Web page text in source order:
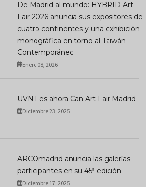
De Madrid al mundo: HYBRID Art
Fair 2026 anuncia sus expositores de
cuatro continentes y una exhibición
monográfica en torno al Taiwán
Contemporáneo
Enero 08, 2026
UVNT es ahora Can Art Fair Madrid
Diciembre 23, 2025
ARCOmadrid anuncia las galerías
participantes en su 45ª edición
Diciembre 17, 2025